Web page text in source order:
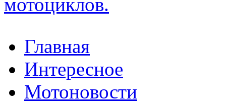
Главная
Интересное
Мотоновости